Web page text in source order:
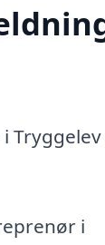
i